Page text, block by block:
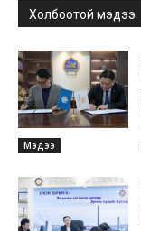
Холбоотой мэдээ
Мэдээ